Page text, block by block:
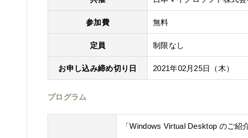
参加費 無料
定員 制限なし
お申し込み締め切り日 2021年02月25日（木）
プログラム
「Windows Virtual Desktop のご紹